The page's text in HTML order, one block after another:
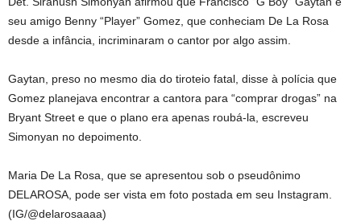
seu amigo Benny “Player” Gomez, que conheciam De La Rosa
desde a infância, incriminaram o cantor por algo assim.
Gaytan, preso no mesmo dia do tiroteio fatal, disse à polícia que
Gomez planejava encontrar a cantora para “comprar drogas” na
Bryant Street e que o plano era apenas roubá-la, escreveu
Simonyan no depoimento.
Maria De La Rosa, que se apresentou sob o pseudônimo
DELAROSA, pode ser vista em foto postada em seu Instagram.
(IG/@delarosaaaa)